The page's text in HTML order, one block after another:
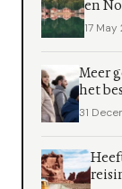
en
17
Meer
het
31